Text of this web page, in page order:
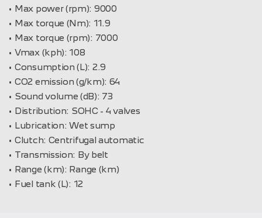
Max power (rpm): 9000
Max torque (Nm): 11.9
Max torque (rpm): 7000
Vmax (kph): 108
Consumption (L): 2.9
CO2 emission (g/km): 64
Sound volume (dB): 73
Distribution: SOHC - 4 valves
Lubrication: Wet sump
Clutch: Centrifugal automatic
Transmission: By belt
Range (km): Range (km)
Fuel tank (L): 12